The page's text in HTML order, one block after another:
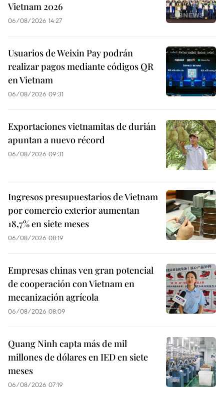
Vietnam 2026
06/08/2026 14:27
Usuarios de Weixin Pay podrán
realizar pagos mediante códigos QR
en Vietnam
06/08/2026 09:31
Exportaciones vietnamitas de durián
apuntan a nuevo récord
06/08/2026 09:31
Ingresos presupuestarios de Vietnam
por comercio exterior aumentan
18,7% en siete meses
06/08/2026 08:19
Empresas chinas ven gran potencial
de cooperación con Vietnam en
mecanización agrícola
06/08/2026 08:09
Quang Ninh capta más de mil
millones de dólares en IED en siete
meses
06/08/2026 07:19